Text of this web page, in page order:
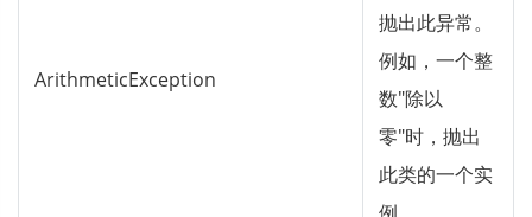
ArithmeticException
抛出此异常。
例如，一个整
数"除以
零"时，抛出
此类的一个实